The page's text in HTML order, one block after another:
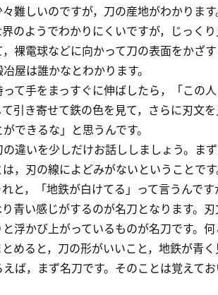
難しいのですが，刀の産地がわかりま
のようでわかりにくいですが，じっく
裸電球などに向かって刀の表面をかざ
屋は誰かなとわかります。
て手をまっすぐに伸ばしたら，「この
引き寄せて鉄の色を見て，さらに刃文
できるな」と思うんです。
違いを少しだけお話ししましょう。ま
，刃の線によどみがないということで
と，「地鉄が白けてる」って言うんで
青い感じがするのが名刀となります。
浮かび上がっているものが名刀です。
めると，刀の形がいいこと，地鉄が青
ば，まず名刀です。そのことは覚えてお